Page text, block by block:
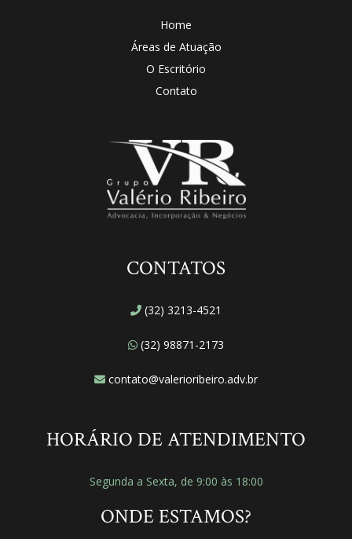
Home
Áreas de Atuação
O Escritório
Contato
CONTATOS
(32) 3213-4521
(32) 98871-2173
contato@valerioribeiro.adv.br
HORÁRIO DE ATENDIMENTO
Segunda a Sexta, de 9:00 às 18:00
ONDE ESTAMOS?